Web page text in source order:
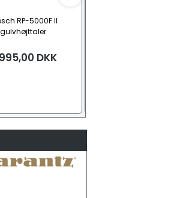
RP-5000F II
gulvhøjttaler
DKK